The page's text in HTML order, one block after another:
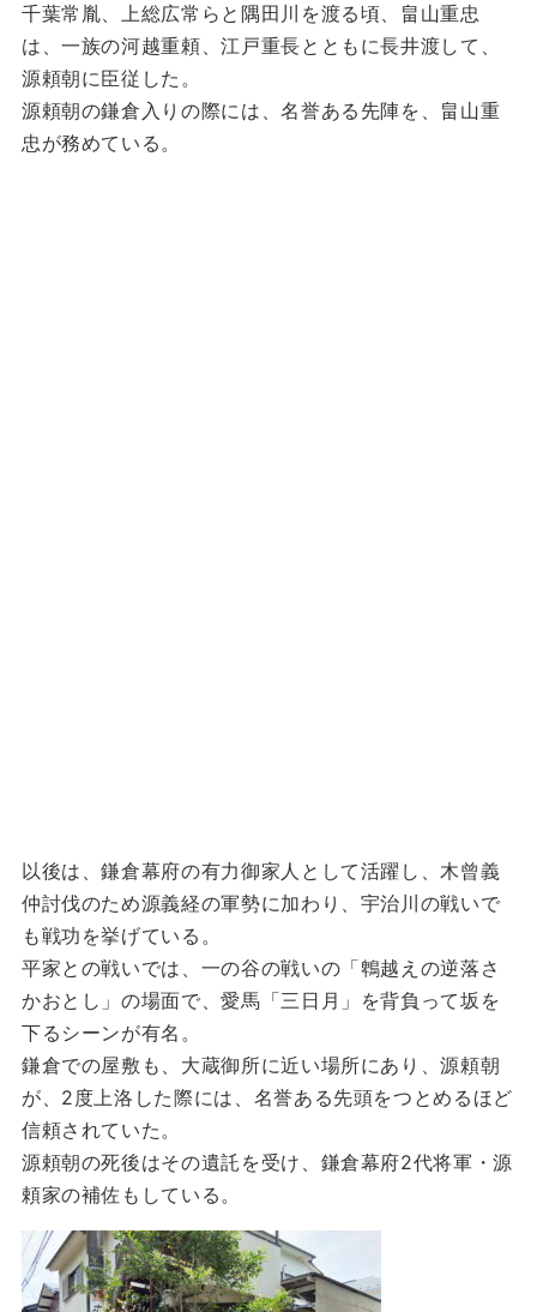
千葉常胤、上総広常らと隅田川を渡る頃、畠山重忠
は、一族の河越重頼、江戸重長とともに長井渡して、
源頼朝に臣従した。
源頼朝の鎌倉入りの際には、名誉ある先陣を、畠山重
忠が務めている。
以後は、鎌倉幕府の有力御家人として活躍し、木曾義
仲討伐のため源義経の軍勢に加わり、宇治川の戦いで
も戦功を挙げている。
平家との戦いでは、一の谷の戦いの「鵯越えの逆落さ
かおとし」の場面で、愛馬「三日月」を背負って坂を
下るシーンが有名。
鎌倉での屋敷も、大蔵御所に近い場所にあり、源頼朝
が、2度上洛した際には、名誉ある先頭をつとめるほど
信頼されていた。
源頼朝の死後はその遺託を受け、鎌倉幕府2代将軍・源
頼家の補佐もしている。